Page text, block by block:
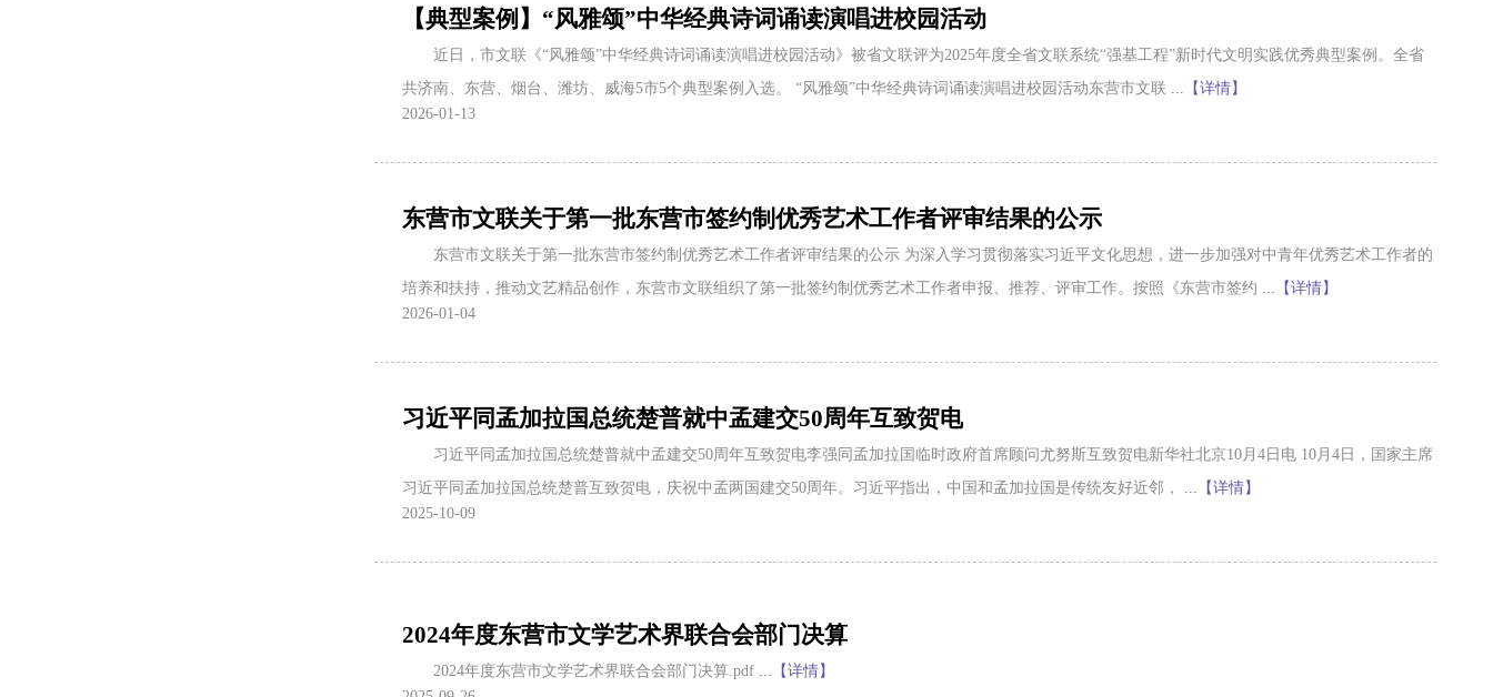
【典型案例】“风雅颂”中华经典诗词诵读演唱进校园活动
近日，市文联《“风雅颂”中华经典诗词诵读演唱进校园活动》被省文联评为2025年度全省文联系统“强基工程”新时代文明实践优秀典型案例。全省
共济南、东营、烟台、潍坊、威海5市5个典型案例入选。 “风雅颂”中华经典诗词诵读演唱进校园活动东营市文联
...【详情】
2026-01-13
东营市文联关于第一批东营市签约制优秀艺术工作者评审结果的公示
东营市文联关于第一批东营市签约制优秀艺术工作者评审结果的公示 为深入学习贯彻落实习近平文化思想，进一步加强对中青年优秀艺术工作者的
培养和扶持，推动文艺精品创作，东营市文联组织了第一批签约制优秀艺术工作者申报、推荐、评审工作。按照《东营市签约
...【详情】
2026-01-04
习近平同孟加拉国总统楚普就中孟建交50周年互致贺电
习近平同孟加拉国总统楚普就中孟建交50周年互致贺电李强同孟加拉国临时政府首席顾问尤努斯互致贺电新华社北京10月4日电 10月4日，国家主席
习近平同孟加拉国总统楚普互致贺电，庆祝中孟两国建交50周年。习近平指出，中国和孟加拉国是传统友好近邻，
...【详情】
2025-10-09
2024年度东营市文学艺术界联合会部门决算
2024年度东营市文学艺术界联合会部门决算.pdf
...【详情】